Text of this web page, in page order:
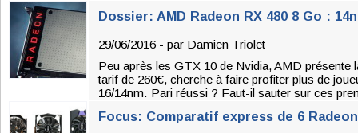
Dossier: AMD Radeon RX 480 8 Go :
29/06/2016 - par Damien Triolet
Peu après les GTX 10 de Nvidia, AMD présente
tarif de 260€, cherche à faire profiter plus de
16/14nm. Pari réussi ? Faut-il sauter sur ces
Focus: Comparatif express de 6 Radeon